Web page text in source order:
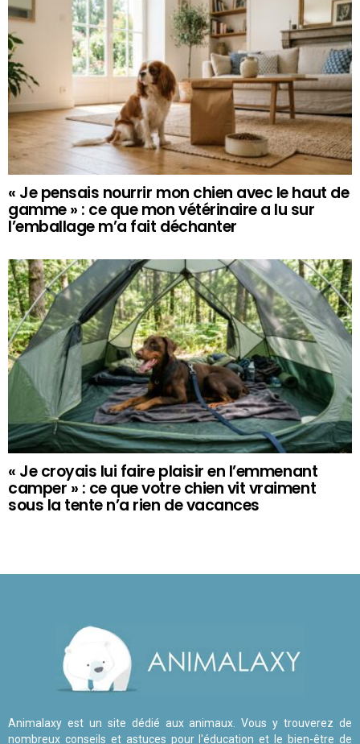
« Je pensais nourrir mon chien avec le haut de
gamme » : ce que mon vétérinaire a lu sur
l’emballage m’a fait déchanter
« Je croyais lui faire plaisir en l’emmenant
camper » : ce que votre chien vit vraiment
sous la tente n’a rien de vacances
Animalaxy est un site dédié aux animaux. Vous y trouverez de
nombreux conseils et astuces pour l'éducation et le bien-être de